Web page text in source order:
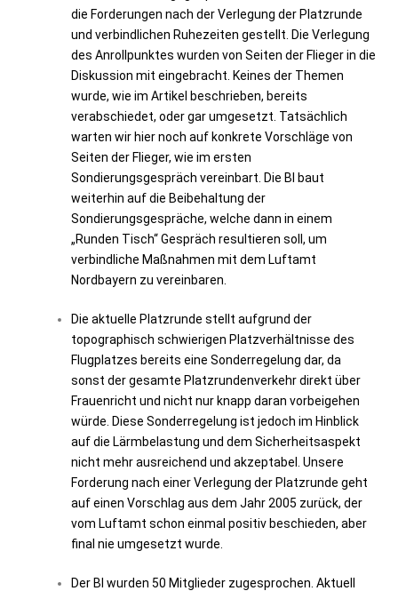
die Forderungen nach der Verlegung der Platzrunde
und verbindlichen Ruhezeiten gestellt. Die Verlegung
des Anrollpunktes wurden von Seiten der Flieger in die
Diskussion mit eingebracht. Keines der Themen
wurde, wie im Artikel beschrieben, bereits
verabschiedet, oder gar umgesetzt. Tatsächlich
warten wir hier noch auf konkrete Vorschläge von
Seiten der Flieger, wie im ersten
Sondierungsgespräch vereinbart. Die BI baut
weiterhin auf die Beibehaltung der
Sondierungsgespräche, welche dann in einem
„Runden Tisch“ Gespräch resultieren soll, um
verbindliche Maßnahmen mit dem Luftamt
Nordbayern zu vereinbaren.
Die aktuelle Platzrunde stellt aufgrund der
topographisch schwierigen Platzverhältnisse des
Flugplatzes bereits eine Sonderregelung dar, da
sonst der gesamte Platzrundenverkehr direkt über
Frauenricht und nicht nur knapp daran vorbeigehen
würde. Diese Sonderregelung ist jedoch im Hinblick
auf die Lärmbelastung und dem Sicherheitsaspekt
nicht mehr ausreichend und akzeptabel. Unsere
Forderung nach einer Verlegung der Platzrunde geht
auf einen Vorschlag aus dem Jahr 2005 zurück, der
vom Luftamt schon einmal positiv beschieden, aber
final nie umgesetzt wurde.
Der BI wurden 50 Mitglieder zugesprochen. Aktuell